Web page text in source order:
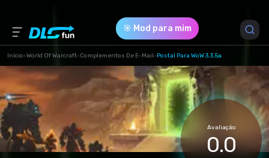
🎯 Mod para mim
Início-World Of Warcraft-Complementos De E-Mail-Postal Para WoW 3.3.5a
Avaliação
0.0
Versão do Jogo *
3.3.5 (0c849010486d045578745c4df3a6f643.rar)
Download (54.10 Kb)